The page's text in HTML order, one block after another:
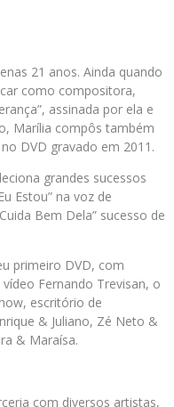
21 anos. Ainda quando
como compositora,
assinada por ela e
Marília compôs também
DVD gravado em 2011.
grandes sucessos
Estou” na voz de
Bem Dela” sucesso de
primeiro DVD, com
Fernando Trevisan, o
escritório de
& Juliano, Zé Neto &
& Maraísa.
com diversos artistas,